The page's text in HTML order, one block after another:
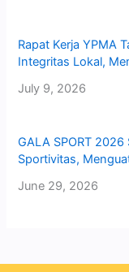
Rapat Kerja YPMA
Integritas Lokal,
July 9, 2026
GALA SPORT
Sportivitas,
June 29, 2026